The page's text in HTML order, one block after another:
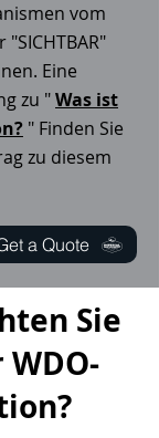
vom
Eine
zu "Was ist
" Finden Sie
zu diesem
a Quote
Sie